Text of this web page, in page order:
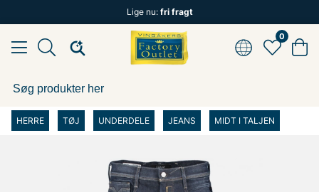
Lige nu: fri fragt
0
HERRE TØJ UNDERDELE JEANS MIDT I TALJEN